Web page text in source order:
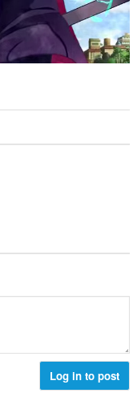
Log in to post